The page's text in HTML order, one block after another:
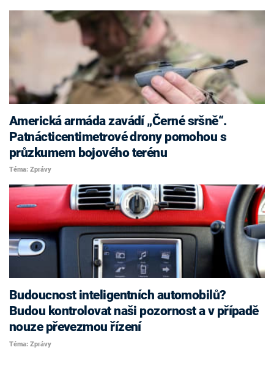
Americká armáda zavádí „Černé sršně“.
Patnácticentimetrové drony pomohou s
průzkumem bojového terénu
Téma: Zprávy
Budoucnost inteligentních automobilů?
Budou kontrolovat naši pozornost a v případě
nouze převezmou řízení
Téma: Zprávy